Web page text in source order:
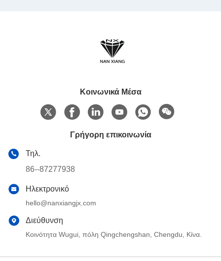
Κοινωνικά Μέσα
Γρήγορη επικοινωνία
Τηλ.
86--87277938
Ηλεκτρονικό
hello@nanxiangjx.com
Διεύθυνση
Κοινότητα Wugui, πόλη Qingchengshan, Chengdu, Κίνα.